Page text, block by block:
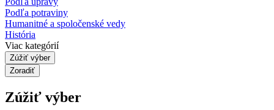
Podľa potraviny
Humanitné a spoločenské vedy
História
Viac kategórií
Zúžiť výber
Zoradiť
Zúžiť výber